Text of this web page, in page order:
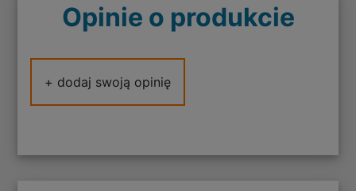
Opinie o produkcie
+ dodaj swoją opinię